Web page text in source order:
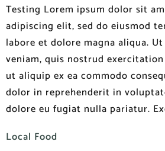
Testing Lorem ipsum dolor sit
adipiscing elit, sed do eiusmod
labore et dolore magna aliqua.
veniam, quis nostrud
ut aliquip ex ea commodo
dolor in reprehenderit in
dolore eu fugiat nulla pariatur.
Local Food